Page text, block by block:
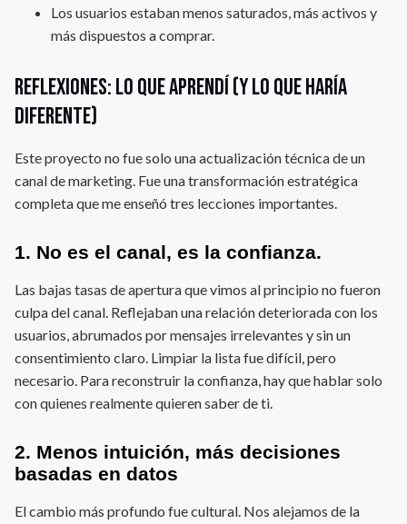
Los usuarios estaban menos saturados, más activos y
más dispuestos a comprar.
Reflexiones: Lo que aprendí (y lo que haría
diferente)
Este proyecto no fue solo una actualización técnica de un
canal de marketing. Fue una transformación estratégica
completa que me enseñó tres lecciones importantes.
1. No es el canal, es la confianza.
Las bajas tasas de apertura que vimos al principio no fueron
culpa del canal. Reflejaban una relación deteriorada con los
usuarios, abrumados por mensajes irrelevantes y sin un
consentimiento claro. Limpiar la lista fue difícil, pero
necesario. Para reconstruir la confianza, hay que hablar solo
con quienes realmente quieren saber de ti.
2. Menos intuición, más decisiones
basadas en datos
El cambio más profundo fue cultural. Nos alejamos de la